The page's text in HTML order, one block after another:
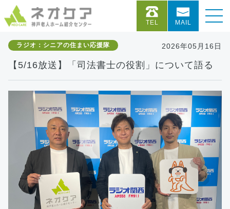
TEL MAIL
ラジオ：シニアの住まい応援隊 2026年05月16日
【5/16放送】「司法書士の役割」について語る